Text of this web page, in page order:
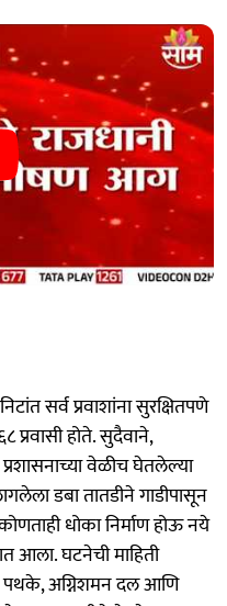
सर्व प्रवाशांना सुरक्षितपणे
होते. सुदैवाने,
प्रशासनाच्या वेळीच घेतलेल्या
डबा तातडीने गाडीपासून
धोका निर्माण होऊ नये
आला. घटनेची माहिती
पथके, अग्निशमन दल आणि